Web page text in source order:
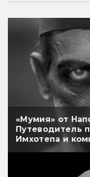
«Мумия» от
Путеводитель
Имхотепа и